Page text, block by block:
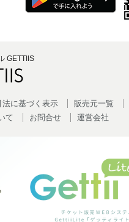
GETTIIS
法に基づく表示 販売元一覧
て お問合せ 運営会社